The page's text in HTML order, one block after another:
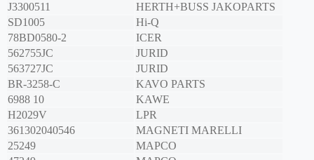
J3300511
HERTH+BUSS JAKOPARTS
SD1005
Hi-Q
78BD0580-2
ICER
562755JC
JURID
563727JC
JURID
BR-3258-C
KAVO PARTS
6988 10
KAWE
H2029V
LPR
361302040546
MAGNETI MARELLI
25249
MAPCO